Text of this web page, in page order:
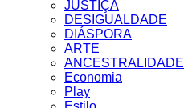
JUSTIÇA
DESIGUALDADE
DIÁSPORA
ARTE
ANCESTRALIDADE
Economia
Play